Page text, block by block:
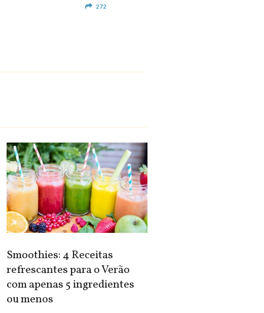
272
Smoothies: 4 Receitas
refrescantes para o Verão
com apenas 5 ingredientes
ou menos